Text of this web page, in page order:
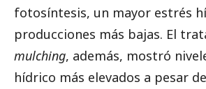
fotosíntesis, un mayor estrés
producciones más bajas. El
mulching, además, mostró
hídrico más elevados a pesar